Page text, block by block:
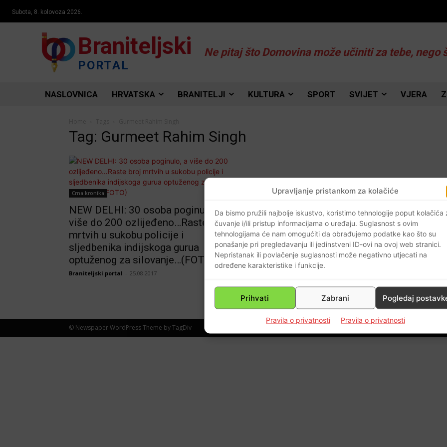
Upravljanje pristankom za kolačiće
Da bismo pružili najbolje iskustvo, koristimo tehnologije poput kolačića
čuvanje i/ili pristup informacijama o uređaju. Suglasnost s ovim
tehnologijama će nam omogućiti da obrađujemo podatke kao što su
ponašanje pri pregledavanju ili jedinstveni ID-ovi na ovoj web stranici.
Nepristanak ili povlačenje suglasnosti može negativno utjecati na
određene karakteristike i funkcije.
Prihvati Zabrani Pogledaj
Pravila o privatnosti Pravila o privatnosti
Subota, 8. kolovoza 2026.
Braniteljski
PORTAL
Ne pitaj što Domovina može učiniti za tebe, nego
NASLOVNICA HRVATSKA BRANITELJI KULTURA SPORT SVIJET VJERA
Tag: Gurmeet Rahim Singh
Crna kronika
NEW DELHI: 30 osoba poginulo, a
više do 200 ozlijeđeno…Raste broj
mrtvih u sukobu policije i
sljedbenika indijskoga gurua
optuženog za silovanje…(FOTO)
Braniteljski portal 25.08.2017
© Newspaper WordPress Theme by TagDiv